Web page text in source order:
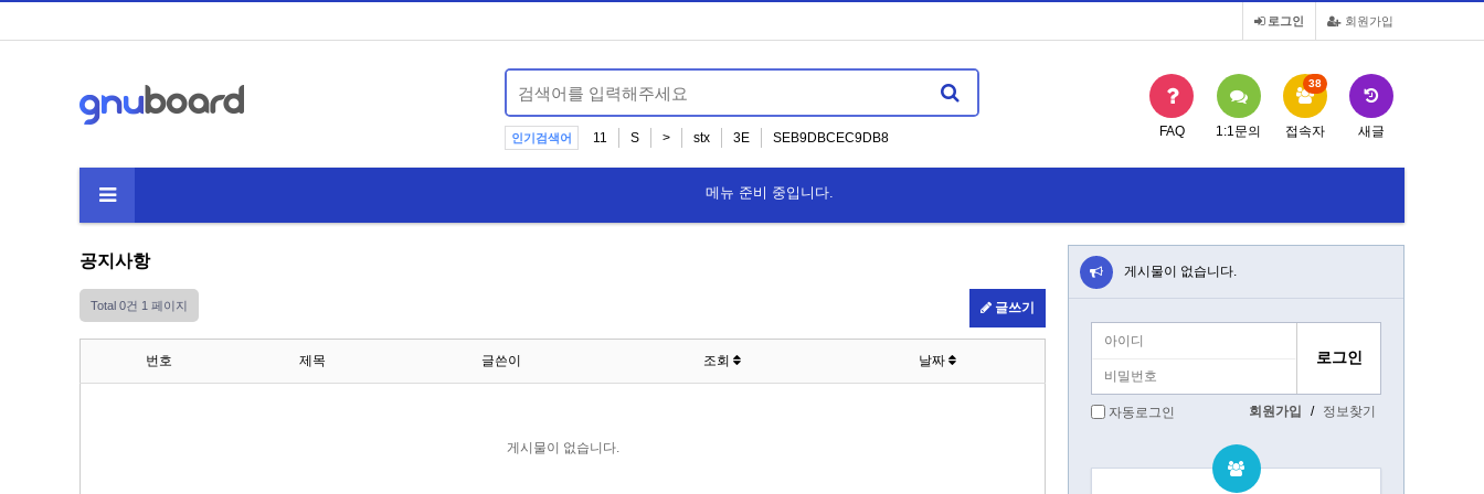
회원가입
로그인
인기검색어 11 S > stx 3E
SEB9DBCEC9DB8
FAQ 1:1문의 접속자
38
새글
메뉴 준비 중입니다.
공지사항
Total 0건 1 페이지 글쓰기
번호 제목 글쓴이 조회 날짜
게시물이 없습니다.
게시물이 없습니다.
자동로그인 회원가입 / 정보찾기